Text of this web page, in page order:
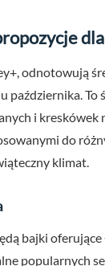
odnotowują
i kreskówek
do
klimat.
bajki
popularnych